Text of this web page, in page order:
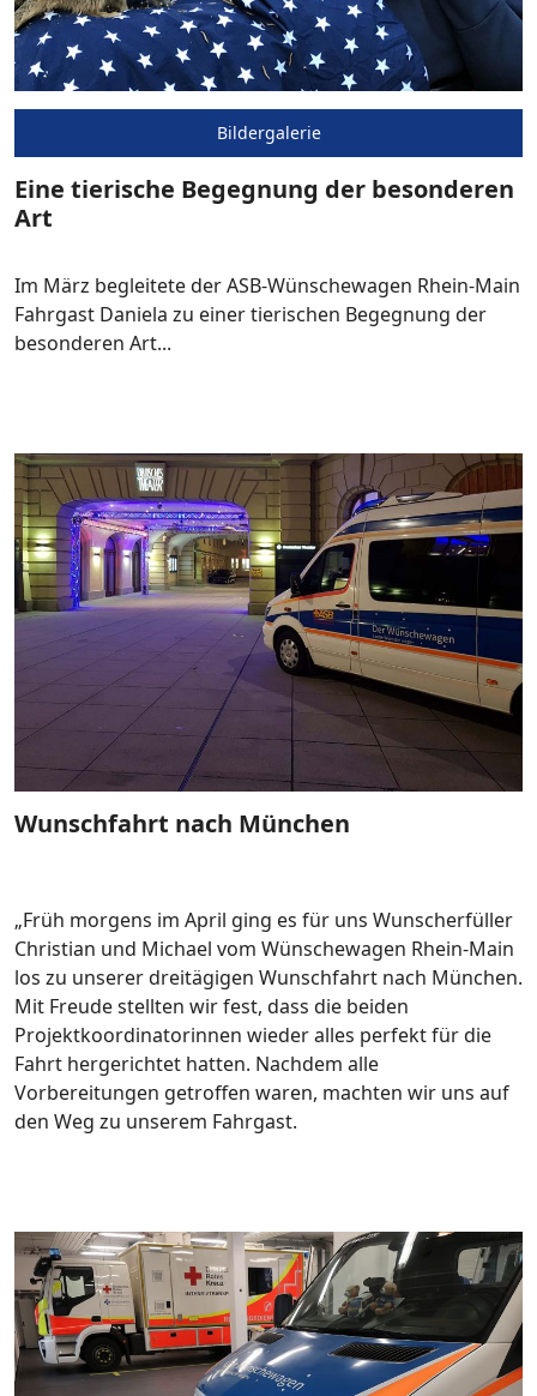
Bildergalerie
Eine tierische Begegnung der besonderen
Art
Im März begleitete der ASB-Wünschewagen Rhein-Main
Fahrgast Daniela zu einer tierischen Begegnung der
besonderen Art...
Wunschfahrt nach München
„Früh morgens im April ging es für uns Wunscherfüller
Christian und Michael vom Wünschewagen Rhein-Main
los zu unserer dreitägigen Wunschfahrt nach München.
Mit Freude stellten wir fest, dass die beiden
Projektkoordinatorinnen wieder alles perfekt für die
Fahrt hergerichtet hatten. Nachdem alle
Vorbereitungen getroffen waren, machten wir uns auf
den Weg zu unserem Fahrgast.